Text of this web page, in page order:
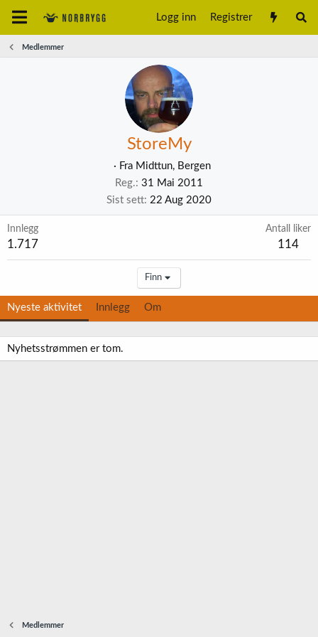
Logg inn Registrer
Medlemmer
StoreMy
· Fra Midttun, Bergen
Reg. 31 Mai 2011
Sist sett 22 Aug 2020
Innlegg
1.717
Antall liker
114
Finn
Nyeste aktivitet Innlegg Om
Nyhetsstrømmen er tom.
Medlemmer